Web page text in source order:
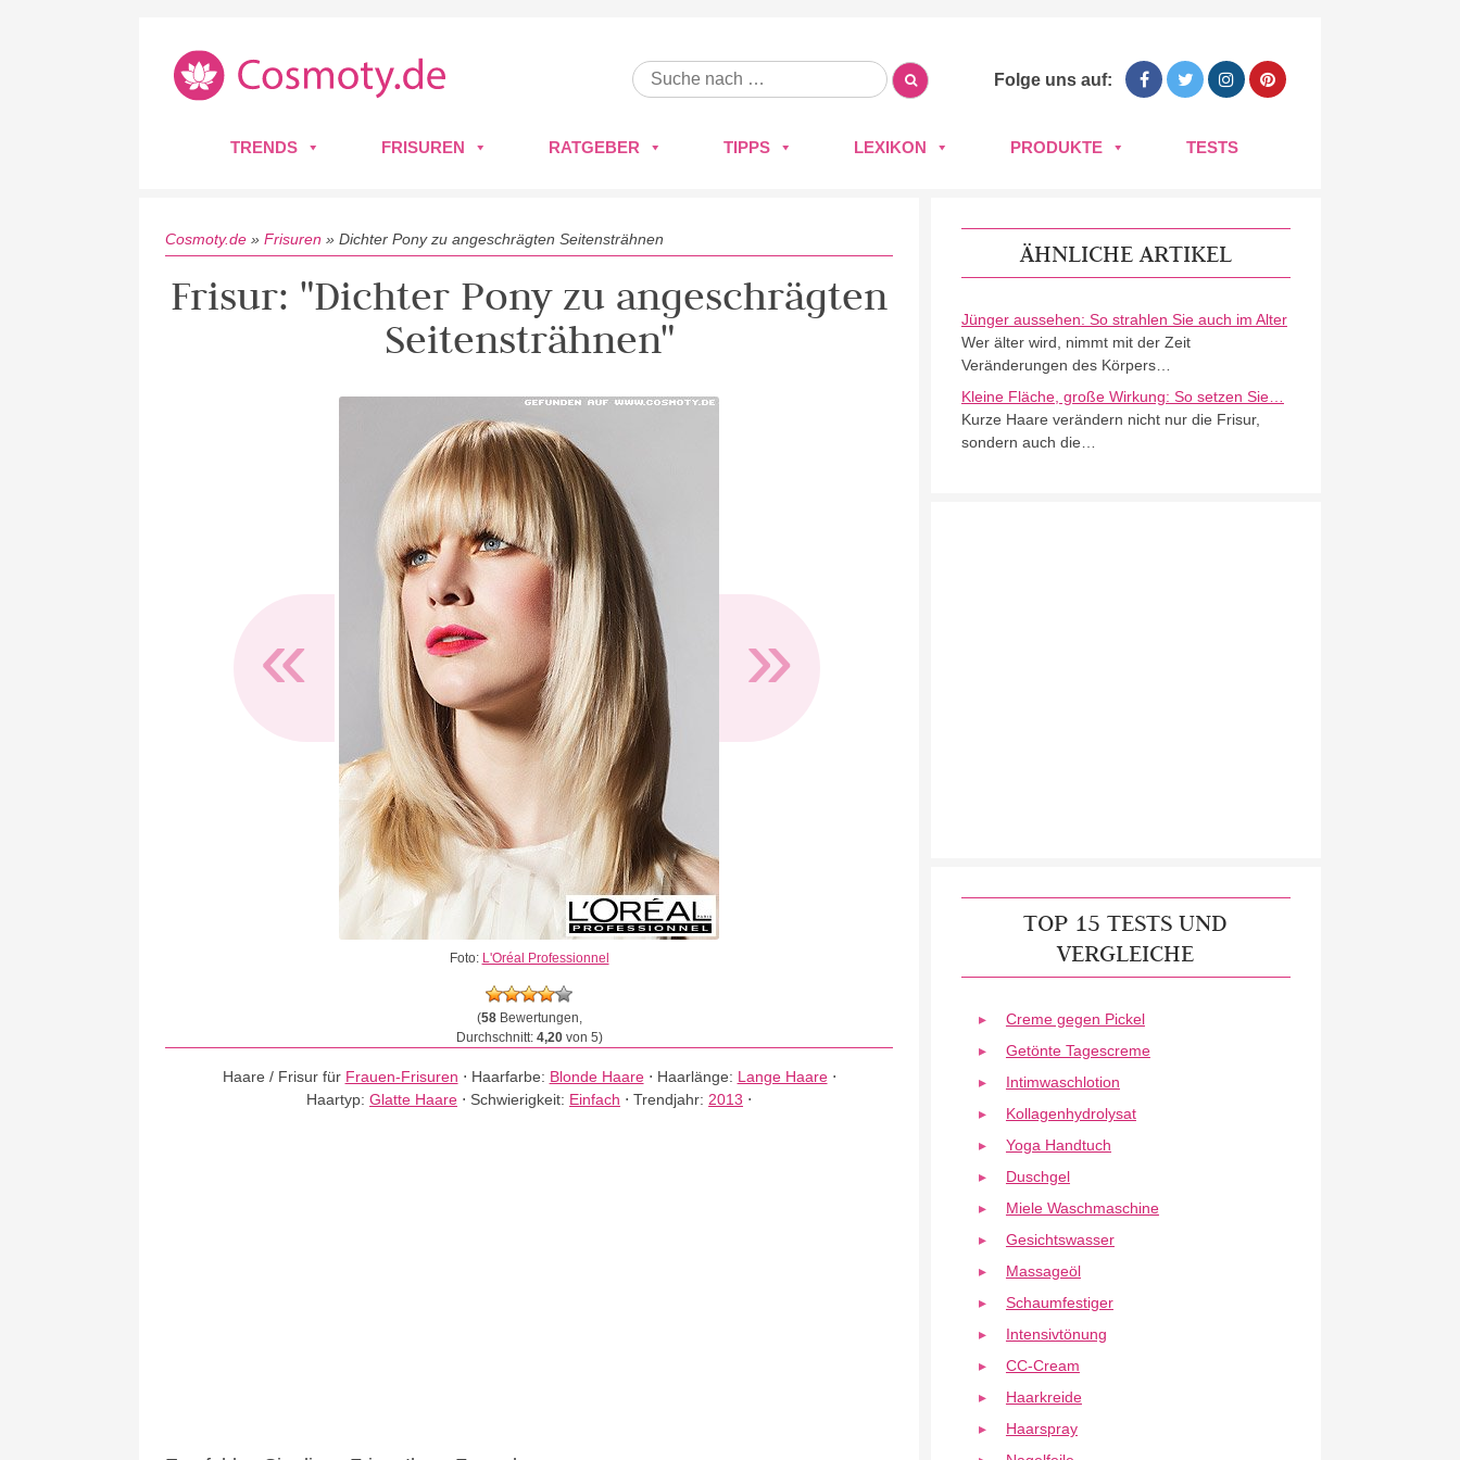
Folge uns auf:
TRENDS FRISUREN RATGEBER TIPPS LEXIKON PRODUKTE TESTS
Cosmoty.de » Frisuren » Dichter Pony zu angeschrägten Seitensträhnen
Frisur: "Dichter Pony zu angeschrägten
Seitensträhnen"
« »
Foto: L'Oréal Professionnel
(58Bewertungen,
Durchschnitt: 4,20von 5)
Haare / Frisur für Frauen-Frisuren ⋅ Haarfarbe: Blonde Haare⋅ Haarlänge: Lange Haare⋅
Haartyp:Glatte Haare ⋅ Schwierigkeit: Einfach ⋅Trendjahr: 2013 ⋅
ÄHNLICHE ARTIKEL
Jünger aussehen: So strahlen Sie auch im Alter
Wer älter wird, nimmt mit der Zeit
Veränderungen des Körpers…
Kleine Fläche, große Wirkung: So setzen Sie…
Kurze Haare verändern nicht nur die Frisur,
sondern auch die…
TOP 15 TESTS UND
VERGLEICHE
Creme gegen Pickel
Getönte Tagescreme
Intimwaschlotion
Kollagenhydrolysat
Yoga Handtuch
Duschgel
Miele Waschmaschine
Gesichtswasser
Massageöl
Schaumfestiger
Intensivtönung
CC-Cream
Haarkreide
Haarspray